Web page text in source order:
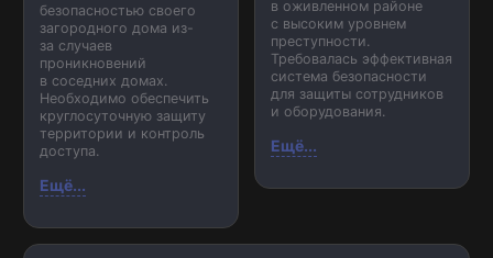
безопасностью своего
загородного дома из-
за случаев
проникновений
в соседних домах.
Необходимо обеспечить
круглосуточную защиту
территории и контроль
доступа.
Ещё...
в оживленном районе
с высоким уровнем
преступности.
Требовалась эффективная
система безопасности
для защиты сотрудников
и оборудования.
Ещё...